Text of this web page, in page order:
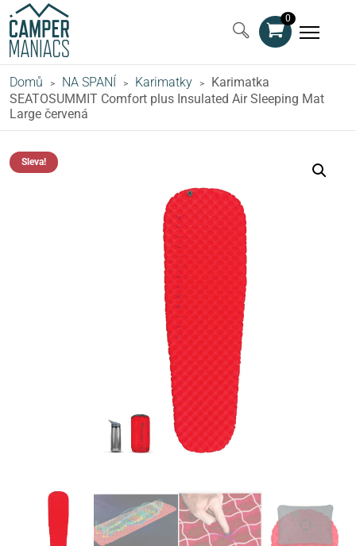
0
Domů > NA SPANÍ > Karimatky >
Karimatka
SEATOSUMMIT Comfort plus Insulated Air Sleeping Mat
Large červená
Sleva!